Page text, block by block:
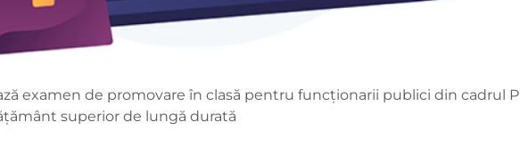
examen de promovare în clasă pentru funcționarii publici din cadrul
superior de lungă durată